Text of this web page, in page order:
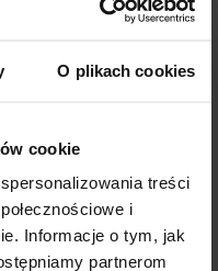
O plikach cookies
cookie
treści
i
Informacje o tym, jak
partnerom
szyty na